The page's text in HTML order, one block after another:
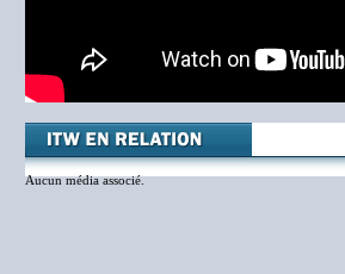
Aucun média associé.